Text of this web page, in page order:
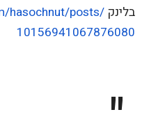
בלינק hasochnut/posts/
10156941067876080